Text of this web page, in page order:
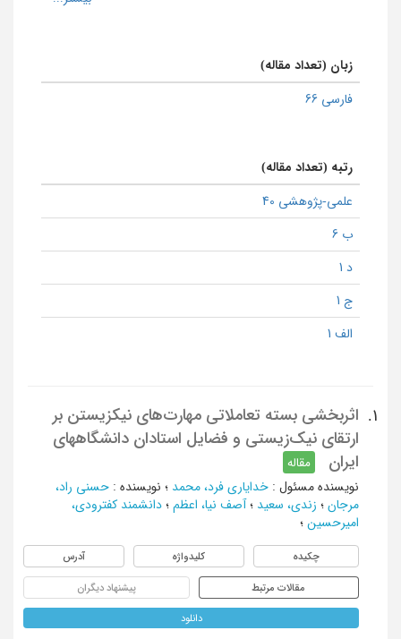
زبان (تعداد مقاله)
فارسی 66
رتبه (تعداد مقاله)
علمی-پژوهشی 40
ب 6
د 1
ج 1
الف 1
1.
اثربخشی بسته تعاملاتی مهارت‌های نیک‏زیستن بر
ارتقای نیک‌زیستی و فضایل استادان دانشگاه‏های
ایران
مقاله
نویسنده مسئول : خداياري فرد، محمد ؛ نویسنده : حسنی راد،
مرجان ؛ زندی، سعید ؛ آصف نیا، اعظم ؛ دانشمند کفترودی،
امیرحسین ؛
چکیده کلیدواژه آدرس
مقالات مرتبط پیشنهاد دیگران
دانلود